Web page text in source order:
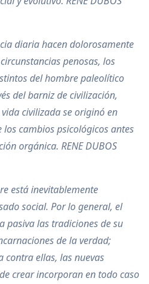
diaria hacen dolorosamente
penosas, los
del hombre paleolítico
del barniz de civilización,
civilizada se originó en
cambios psicológicos antes
orgánica. RENE DUBOS
está inevitablemente
social. Por lo general, el
pasiva las tradiciones de su
de la verdad;
contra ellas, las nuevas
crear incorporan en todo caso